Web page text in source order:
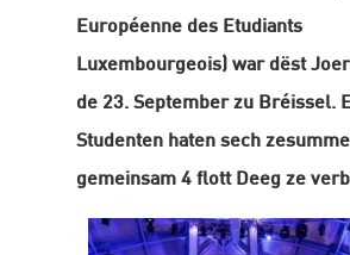
Européenne des Etudiants
Luxembourgeois) war dëst
de 23. September zu Bréissel.
Studenten haten sech
gemeinsam 4 flott Deeg ze